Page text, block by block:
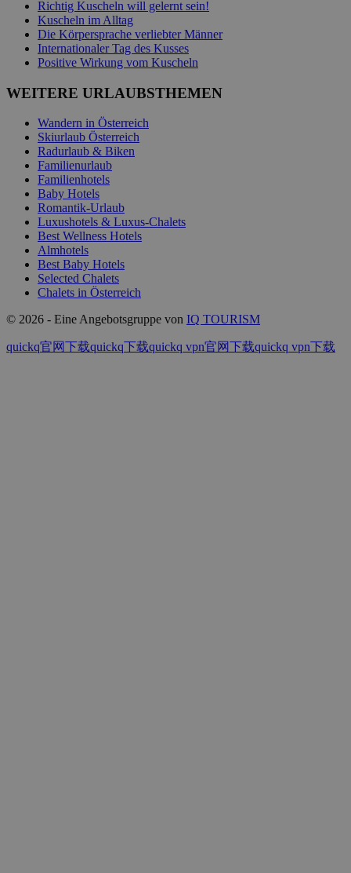
Richtig Kuscheln will gelernt sein!
Kuscheln im Alltag
Die Körpersprache verliebter Männer
Internationaler Tag des Kusses
Positive Wirkung vom Kuscheln
WEITERE URLAUBSTHEMEN
Wandern in Österreich
Skiurlaub Österreich
Radurlaub & Biken
Familienurlaub
Familienhotels
Baby Hotels
Romantik-Urlaub
Luxushotels & Luxus-Chalets
Best Wellness Hotels
Almhotels
Best Baby Hotels
Selected Chalets
Chalets in Österreich
© 2026 - Eine Angebotsgruppe von IQ TOURISM
quickq官网下载quickq下载quickq vpn官网下载quickq vpn下载